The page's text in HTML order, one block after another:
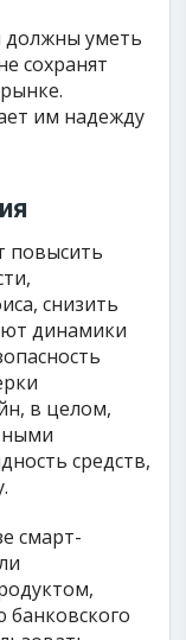
должны уметь
сохранят
им надежду
повысить
снизить
динамики
в целом,
средств,
смарт-
банковского